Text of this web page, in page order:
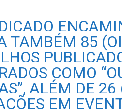
TAMBÉM 85
COMO
ALÉM DE
EM